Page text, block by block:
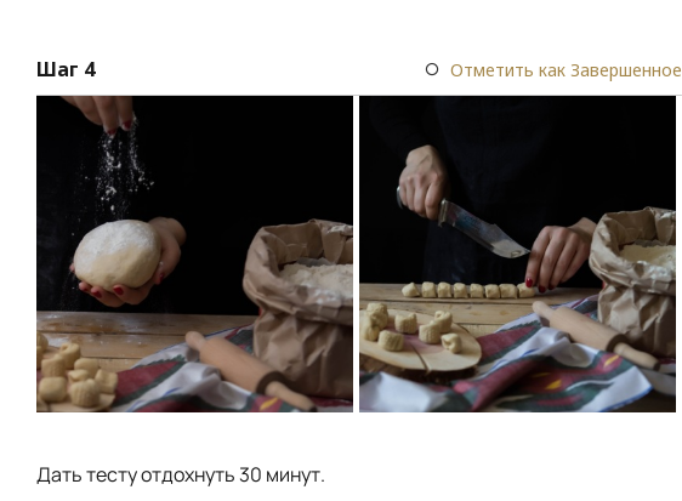
Шаг 4 Отметить как Завершенное
Дать тесту отдохнуть 30 минут.